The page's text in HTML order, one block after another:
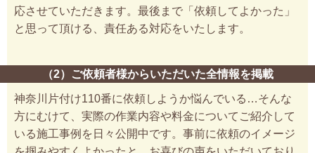
応させていただきます。最後まで「依頼してよかった」
と思って頂ける、責任ある対応をいたします。
（2）ご依頼者様からいただいた全情報を掲載
神奈川片付け110番に依頼しようか悩んでいる…そんな
方にむけて、実際の作業内容や料金についてご紹介して
いる施工事例を日々公開中です。事前に依頼のイメージ